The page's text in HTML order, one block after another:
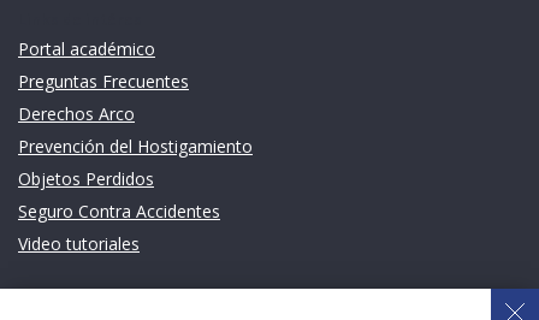
Portal académico
Preguntas Frecuentes
Derechos Arco
Prevención del Hostigamiento
Objetos Perdidos
Seguro Contra Accidentes
Video tutoriales